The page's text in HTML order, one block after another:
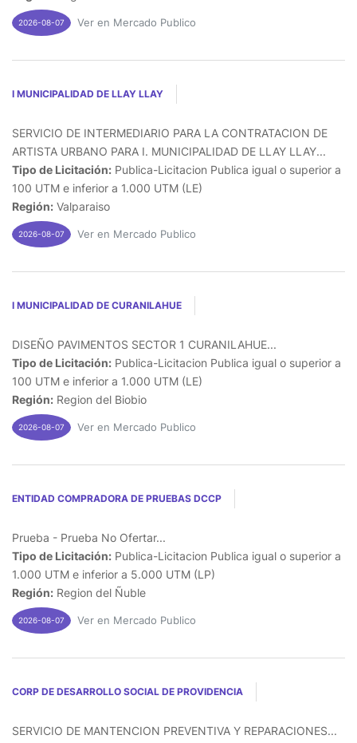
2026-08-07 Ver en Mercado Publico
I MUNICIPALIDAD DE LLAY LLAY
SERVICIO DE INTERMEDIARIO PARA LA CONTRATACION DE
ARTISTA URBANO PARA I. MUNICIPALIDAD DE LLAY LLAY...
Tipo de Licitación: Publica-Licitacion Publica igual o superior a
100 UTM e inferior a 1.000 UTM (LE)
Región: Valparaiso
2026-08-07 Ver en Mercado Publico
I MUNICIPALIDAD DE CURANILAHUE
DISEÑO PAVIMENTOS SECTOR 1 CURANILAHUE...
Tipo de Licitación: Publica-Licitacion Publica igual o superior a
100 UTM e inferior a 1.000 UTM (LE)
Región: Region del Biobio
2026-08-07 Ver en Mercado Publico
ENTIDAD COMPRADORA DE PRUEBAS DCCP
Prueba - Prueba No Ofertar...
Tipo de Licitación: Publica-Licitacion Publica igual o superior a
1.000 UTM e inferior a 5.000 UTM (LP)
Región: Region del Ñuble
2026-08-07 Ver en Mercado Publico
CORP DE DESARROLLO SOCIAL DE PROVIDENCIA
SERVICIO DE MANTENCION PREVENTIVA Y REPARACIONES...